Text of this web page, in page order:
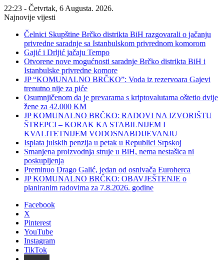
22:23 - Četvrtak, 6 Augusta. 2026.
Najnovije vijesti
Čelnici Skupštine Brčko distrikta BiH razgovarali o jačanju
privredne saradnje sa Istanbulskom privrednom komorom
Gajić i Drljić jačaju Tempo
Otvorene nove mogućnosti saradnje Brčko distrikta BiH i
Istanbulske privredne komore
JP “KOMUNALNO BRČKO”: Voda iz rezervoara Gajevi
trenutno nije za piće
Osumnjičenom da je prevarama s kriptovalutama oštetio dvije
žene za 42.000 KM
JP KOMUNALNO BRČKO: RADOVI NA IZVORIŠTU
ŠTREPCI – KORAK KA STABILNIJEM I
KVALITETNIJEM VODOSNABDIJEVANJU
Isplata julskih penzija u petak u Republici Srpskoj
Smanjena proizvodnja struje u BiH, nema nestašica ni
poskupljenja
Preminuo Drago Galić, jedan od osnivača Euroherca
JP KOMUNALNO BRČKO: OBAVJEŠTENJE o
planiranim radovima za 7.8.2026. godine
Facebook
X
Pinterest
YouTube
Instagram
TikTok